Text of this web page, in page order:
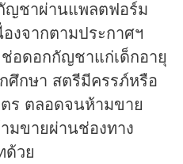
ญชาผ่านแพลตฟอร์ม
งจากตามประกาศฯ
อดอกกัญชาแก่เด็กอายุ
ศึกษา สตรีมีครรภ์หรือ
ร ตลอดจนห้ามขาย
มขายผ่านช่องทาง
ด้วย